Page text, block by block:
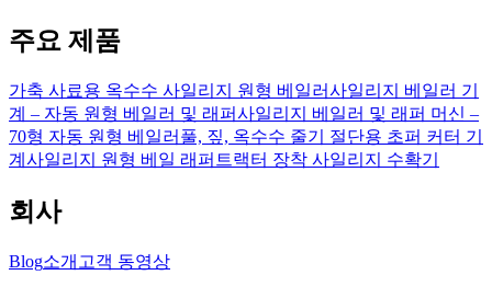
주요 제품
가축 사료용 옥수수 사일리지 원형 베일러사일리지 베일러 기
계 – 자동 원형 베일러 및 래퍼사일리지 베일러 및 래퍼 머신 –
70형 자동 원형 베일러 풀, 짚, 옥수수 줄기 절단용 초퍼 커터 기
계 사일리지 원형 베일 래퍼 트랙터 장착 사일리지 수확기
회사
Blog소개 고객 동영상